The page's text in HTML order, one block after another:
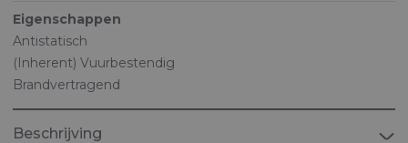
Eigenschappen
Antistatisch
(Inherent) Vuurbestendig
Brandvertragend
Beschrijving